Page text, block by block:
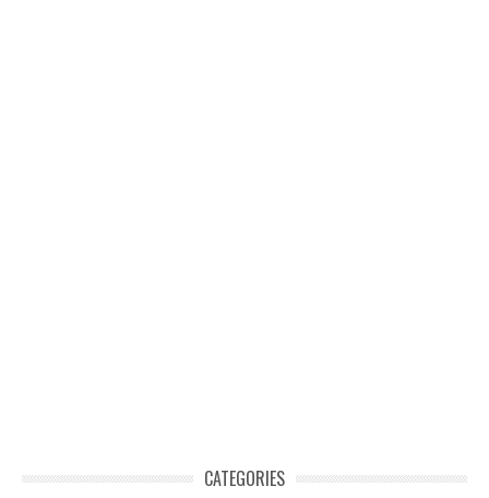
CATEGORIES